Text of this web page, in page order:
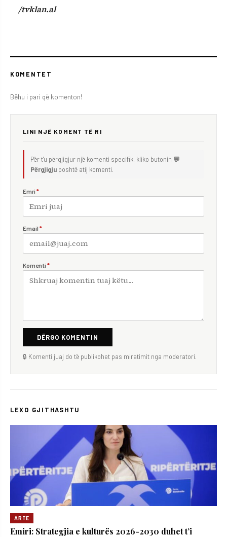
/tvklan.al
KOMENTET
Bëhu i pari që komenton!
LINI NJË KOMENT TË RI
Për t'u përgjigjur një komenti specifik, kliko butonin 💬
Përgjigju poshtë atij komenti.
Emri *
Email *
Komenti *
DËRGO KOMENTIN
🔒 Komenti juaj do të publikohet pas miratimit nga moderatori.
LEXO GJITHASHTU
ARTE
Emiri: Strategjia e kulturës 2026-2030 duhet t’i